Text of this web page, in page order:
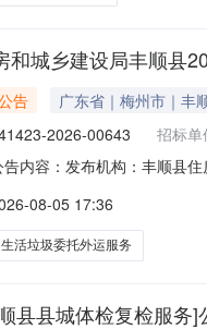
和城乡建设局丰顺县
告 广东省｜梅州市｜丰
2026-00643 招标单
告内容：发布机构：丰顺县
区顺和路51号联系方式：
08-05 17:36
生活垃圾委托外运服务
县县城体检复检服务